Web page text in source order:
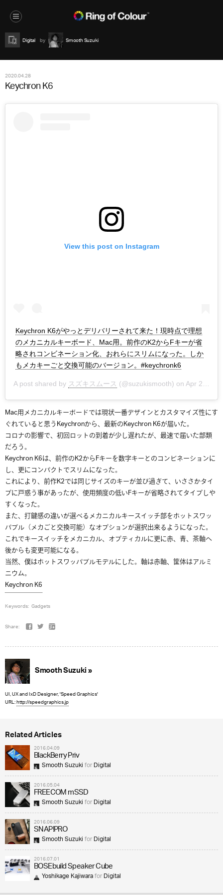
Digital Smooth Suzuki
2020.04.28
Keychron K6
View this post on Instagram
Keychron K6がやっとデリバリーされて来た！現時点で理想
のメカニカルキーボード、Mac用。前作のK2からFキーが省
略されコンビネーション化、おれらにスリムになった。しか
もメカキーごと交換可能のバージョン。#keychronk6
A post shared by スズキスムース (@suzukismooth) on Apr 28, 2020 at 1:54am PDT
Mac用メカニカルキーボードでは現状一番デザインとカスタマイズ性にす
ぐれていると思うKeychronから、最新のKeychron K6が届いた。
コロナの影響で、初回ロットの到着が少し遅れたが、最速で届いた部類
だろう。
Keychron K6は、前作のK2からFキーを数字キーとのコンビネーションに
し、更にコンパクトでスリムになった。
これにより、前作K2では同じサイズのキーが並び過ぎて、いささかタイ
プに戸惑う事があったが、使用頻度の低いFキーが省略されてタイプしや
すくなった。
また、打鍵感の違いが選べるメカニカルキースイッチ部をホットスワッ
パブル（メカごと交換可能）なオプションが選択出来るようになった。
これでキースイッチをメカニカル、オプティカルに更に赤、青、茶軸へ
後からも変更可能になる。
当然、僕はホットスワッパブルモデルにした。軸は赤軸、筐体はアルミ
ニウム。
Keychron K6
Keywords: Gadgets
Share:
Smooth Suzuki »
UI, UX and IxD Designer, 'Speed Graphics'
URL:http://speedgraphics.jp
Related Articles
2016.04.09
BlackBerry Priv
Smooth SuzukiforDigital
2016.05.04
FREECOM mSSD
Smooth SuzukiforDigital
2016.06.09
SNAP!PRO
Smooth SuzukiforDigital
2016.07.01
BOSEbuild Speaker Cube
Yoshikage KajiwaraforDigital